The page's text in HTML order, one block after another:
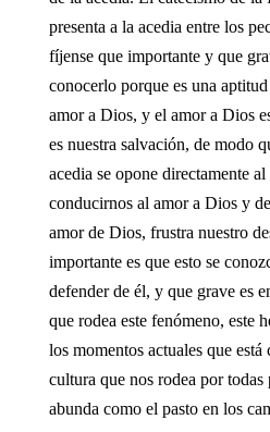
presenta a la acedia entre los
fíjense que importante y que
conocerlo porque es una
amor a Dios, y el amor a Dios
es nuestra salvación, de modo
acedia se opone directamente
conducirnos al amor a Dios y
amor de Dios, frustra nuestro
importante es que esto se
defender de él, y que grave es
que rodea este fenómeno, este
los momentos actuales que
cultura que nos rodea por todas
abunda como el pasto en los